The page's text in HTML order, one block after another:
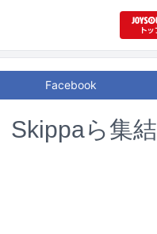
Facebook
Skippaら集結